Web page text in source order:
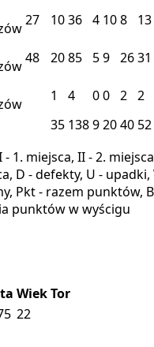
27 1036 4 108 13
48 2085 59 2631
1 4 00 2 2
35 13892040 52
1. miejsca, II - 2.
D - defekty, U - upadki,
Pkt - razem punktów,
punktów w wyścigu
WiekTor
22